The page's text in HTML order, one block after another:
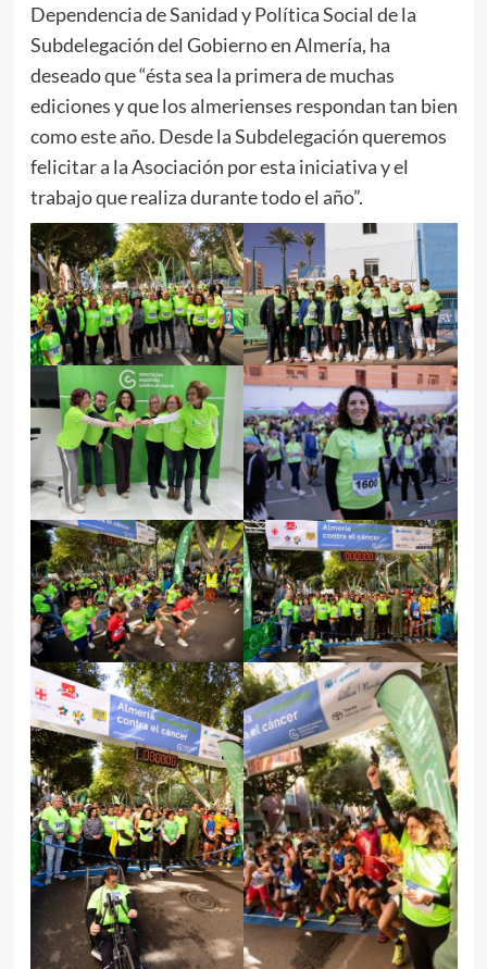
Dependencia de Sanidad y Política Social de la
Subdelegación del Gobierno en Almería, ha
deseado que “ésta sea la primera de muchas
ediciones y que los almerienses respondan tan bien
como este año. Desde la Subdelegación queremos
felicitar a la Asociación por esta iniciativa y el
trabajo que realiza durante todo el año”.